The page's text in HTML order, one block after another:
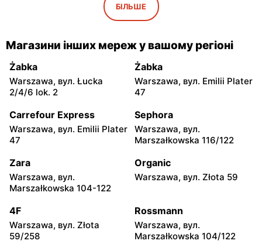
Świętokrzyska 0 Stacja
Warszawa, вул.
Grzybowska 5
Żabka
Łódź, вул. Żurawia 14
Żabka
Warszawa, вул. Żurawia 18
Żabka
35
Żabka
104
Żabka
Grzybowska 2
Żabka
Żabka
Chałubińskiego 8
Żabka
73
Żabka Żabka
БІЛЬШЕ
Магазини інших мереж у вашому регіоні
Żabka
Warszawa, вул. Łucka
2/4/6 lok. 2
Żabka
Warszawa, вул. Emilii Plater
47
Carrefour Express
Warszawa, вул. Emilii Plater
47
Sephora
Warszawa, вул.
Marszałkowska 116/122
Zara
Warszawa, вул.
Marszałkowska 104-122
Organic
Warszawa, вул. Złota 59
4F
Warszawa, вул. Złota
59/258
Rossmann
Warszawa, вул.
Marszałkowska 104/122